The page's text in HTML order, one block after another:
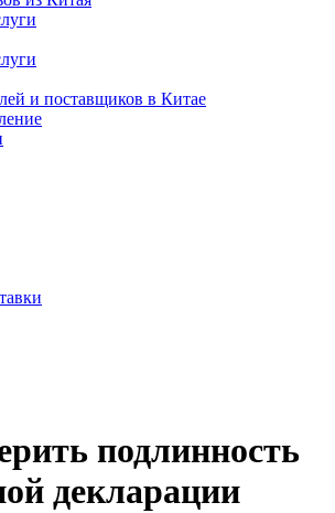
и поставщиков в Китае
подлинность
декларации